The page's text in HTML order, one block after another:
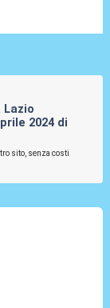
2024 di
sito, senza costi